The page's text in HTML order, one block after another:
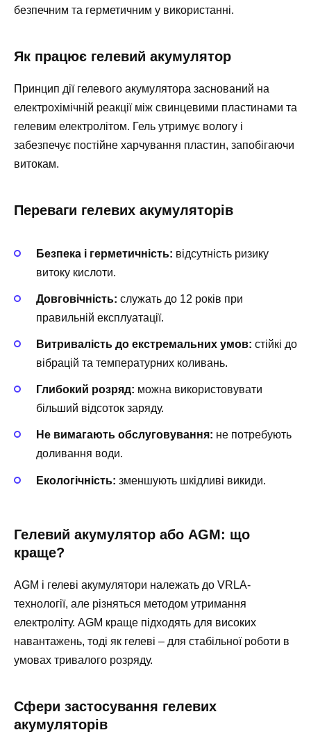
безпечним та герметичним у використанні.
Як працює гелевий акумулятор
Принцип дії гелевого акумулятора заснований на
електрохімічній реакції між свинцевими пластинами та
гелевим електролітом. Гель утримує вологу і
забезпечує постійне харчування пластин, запобігаючи
витокам.
Переваги гелевих акумуляторів
Безпека і герметичність: відсутність ризику
витоку кислоти.
Довговічність: служать до 12 років при
правильній експлуатації.
Витривалість до екстремальних умов: стійкі до
вібрацій та температурних коливань.
Глибокий розряд: можна використовувати
більший відсоток заряду.
Не вимагають обслуговування: не потребують
доливання води.
Екологічність: зменшують шкідливі викиди.
Гелевий акумулятор або AGM: що
краще?
AGM і гелеві акумулятори належать до VRLA-
технології, але різняться методом утримання
електроліту. AGM краще підходять для високих
навантажень, тоді як гелеві – для стабільної роботи в
умовах тривалого розряду.
Сфери застосування гелевих
акумуляторів